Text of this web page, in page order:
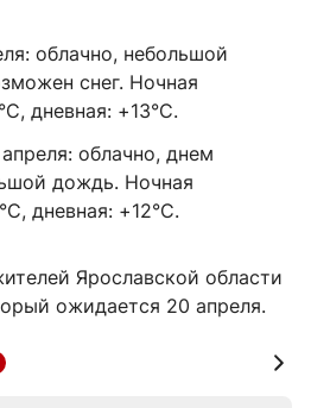
облачно, небольшой
снег. Ночная
дневная: +13°C.
облачно, днем
дождь. Ночная
дневная: +12°C.
Ярославской области
ожидается 20 апреля.